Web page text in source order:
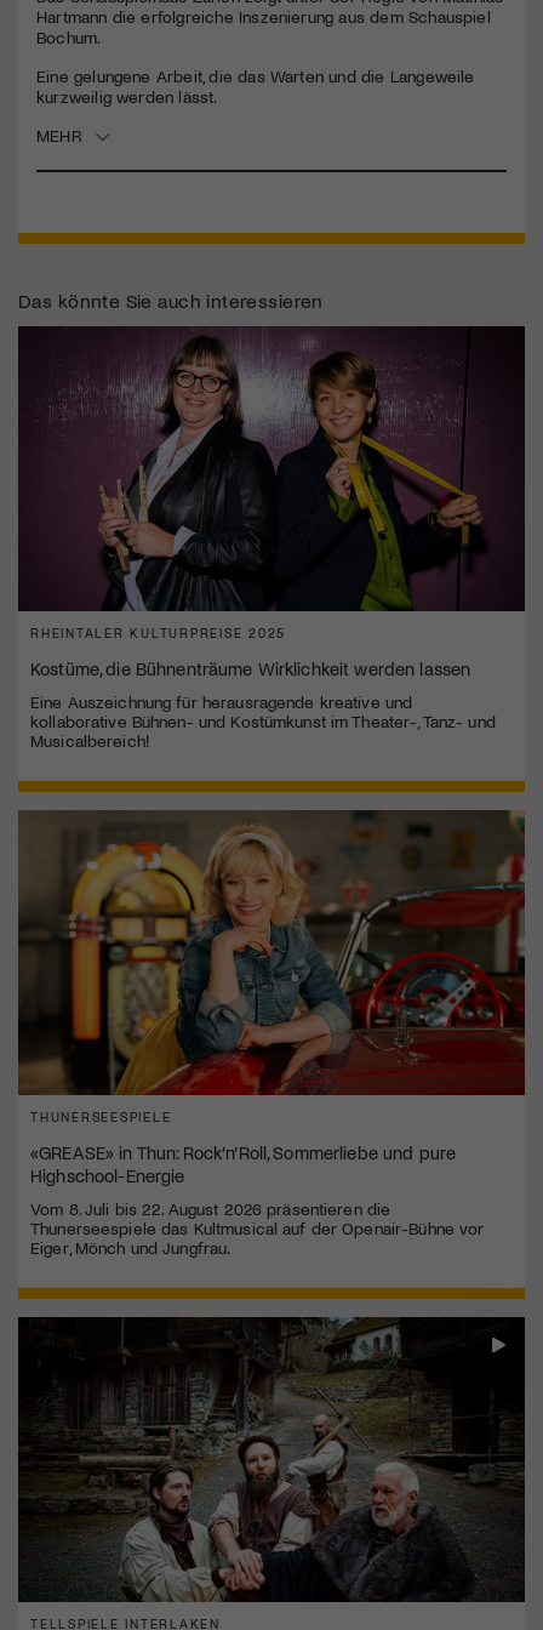
seconds
Hartmann die erfolgreiche Inszenierung aus dem Schauspiel
Bochum.
Eine gelungene Arbeit, die das Warten und die Langeweile
kurzweilig werden lässt.
MEHR
Das könnte Sie auch interessieren
RHEINTALER KULTURPREISE 2025
Kostüme, die Bühnenträume Wirklichkeit werden lassen
Eine Auszeichnung für herausragende kreative und
kollaborative Bühnen- und Kostümkunst im Theater-, Tanz- und
Musicalbereich!
THUNERSEESPIELE
«GREASE» in Thun: Rock’n’Roll, Sommerliebe und pure
Highschool-Energie
Vom 8. Juli bis 22. August 2026 präsentieren die
Thunerseespiele das Kultmusical auf der Openair-Bühne vor
Eiger, Mönch und Jungfrau.
TELLSPIELE INTERLAKEN